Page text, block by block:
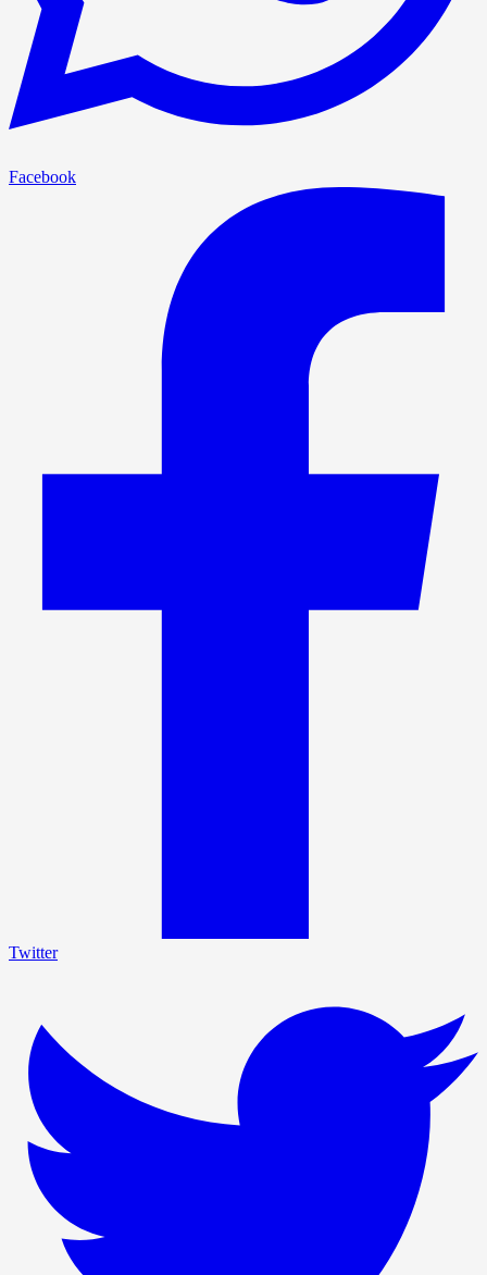
Facebook
Twitter